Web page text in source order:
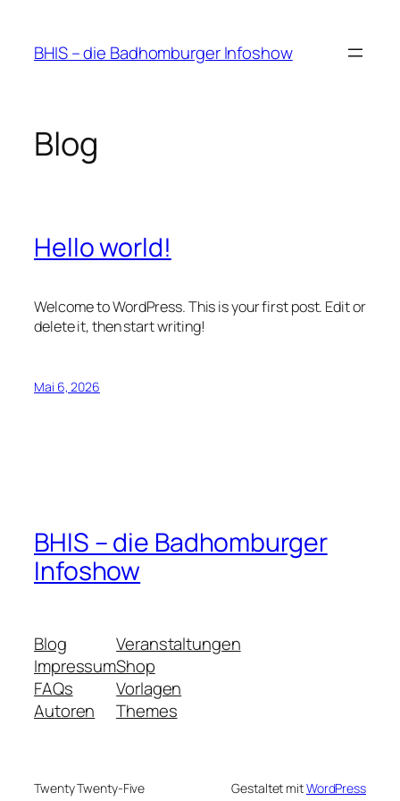
springen
BHIS – die Badhomburger Infoshow
Blog
Hello world!
Welcome to WordPress. This is your first post. Edit or
delete it, then start writing!
Mai 6, 2026
BHIS – die Badhomburger
Infoshow
Blog
Impressum
FAQs
Autoren
Veranstaltungen
Shop
Vorlagen
Themes
Twenty Twenty-Five Gestaltet mitWordPress